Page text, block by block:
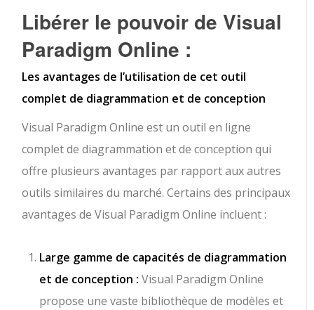
Libérer le pouvoir de Visual
Paradigm Online :
Les avantages de l’utilisation de cet outil
complet de diagrammation et de conception
Visual Paradigm Online est un outil en ligne
complet de diagrammation et de conception qui
offre plusieurs avantages par rapport aux autres
outils similaires du marché. Certains des principaux
avantages de Visual Paradigm Online incluent :
Large gamme de capacités de diagrammation
et de conception : Visual Paradigm Online
propose une vaste bibliothèque de modèles et